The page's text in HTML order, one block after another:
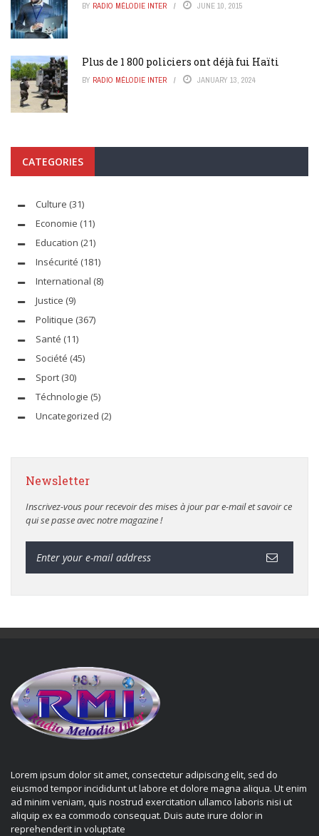
BY RADIO MÉLODIE INTER JUNE 10, 2015
Plus de 1 800 policiers ont déjà fui Haïti
BY RADIO MÉLODIE INTER JANUARY 13, 2024
CATEGORIES
Culture (31)
Economie (11)
Education (21)
Insécurité (181)
International (8)
Justice (9)
Politique (367)
Santé (11)
Société (45)
Sport (30)
Téchnologie (5)
Uncategorized (2)
Newsletter
Inscrivez-vous pour recevoir des mises à jour par e-mail et savoir ce
qui se passe avec notre magazine !
Lorem ipsum dolor sit amet, consectetur adipiscing elit, sed do
eiusmod tempor incididunt ut labore et dolore magna aliqua. Ut enim
ad minim veniam, quis nostrud exercitation ullamco laboris nisi ut
aliquip ex ea commodo consequat. Duis aute irure dolor in
reprehenderit in voluptate